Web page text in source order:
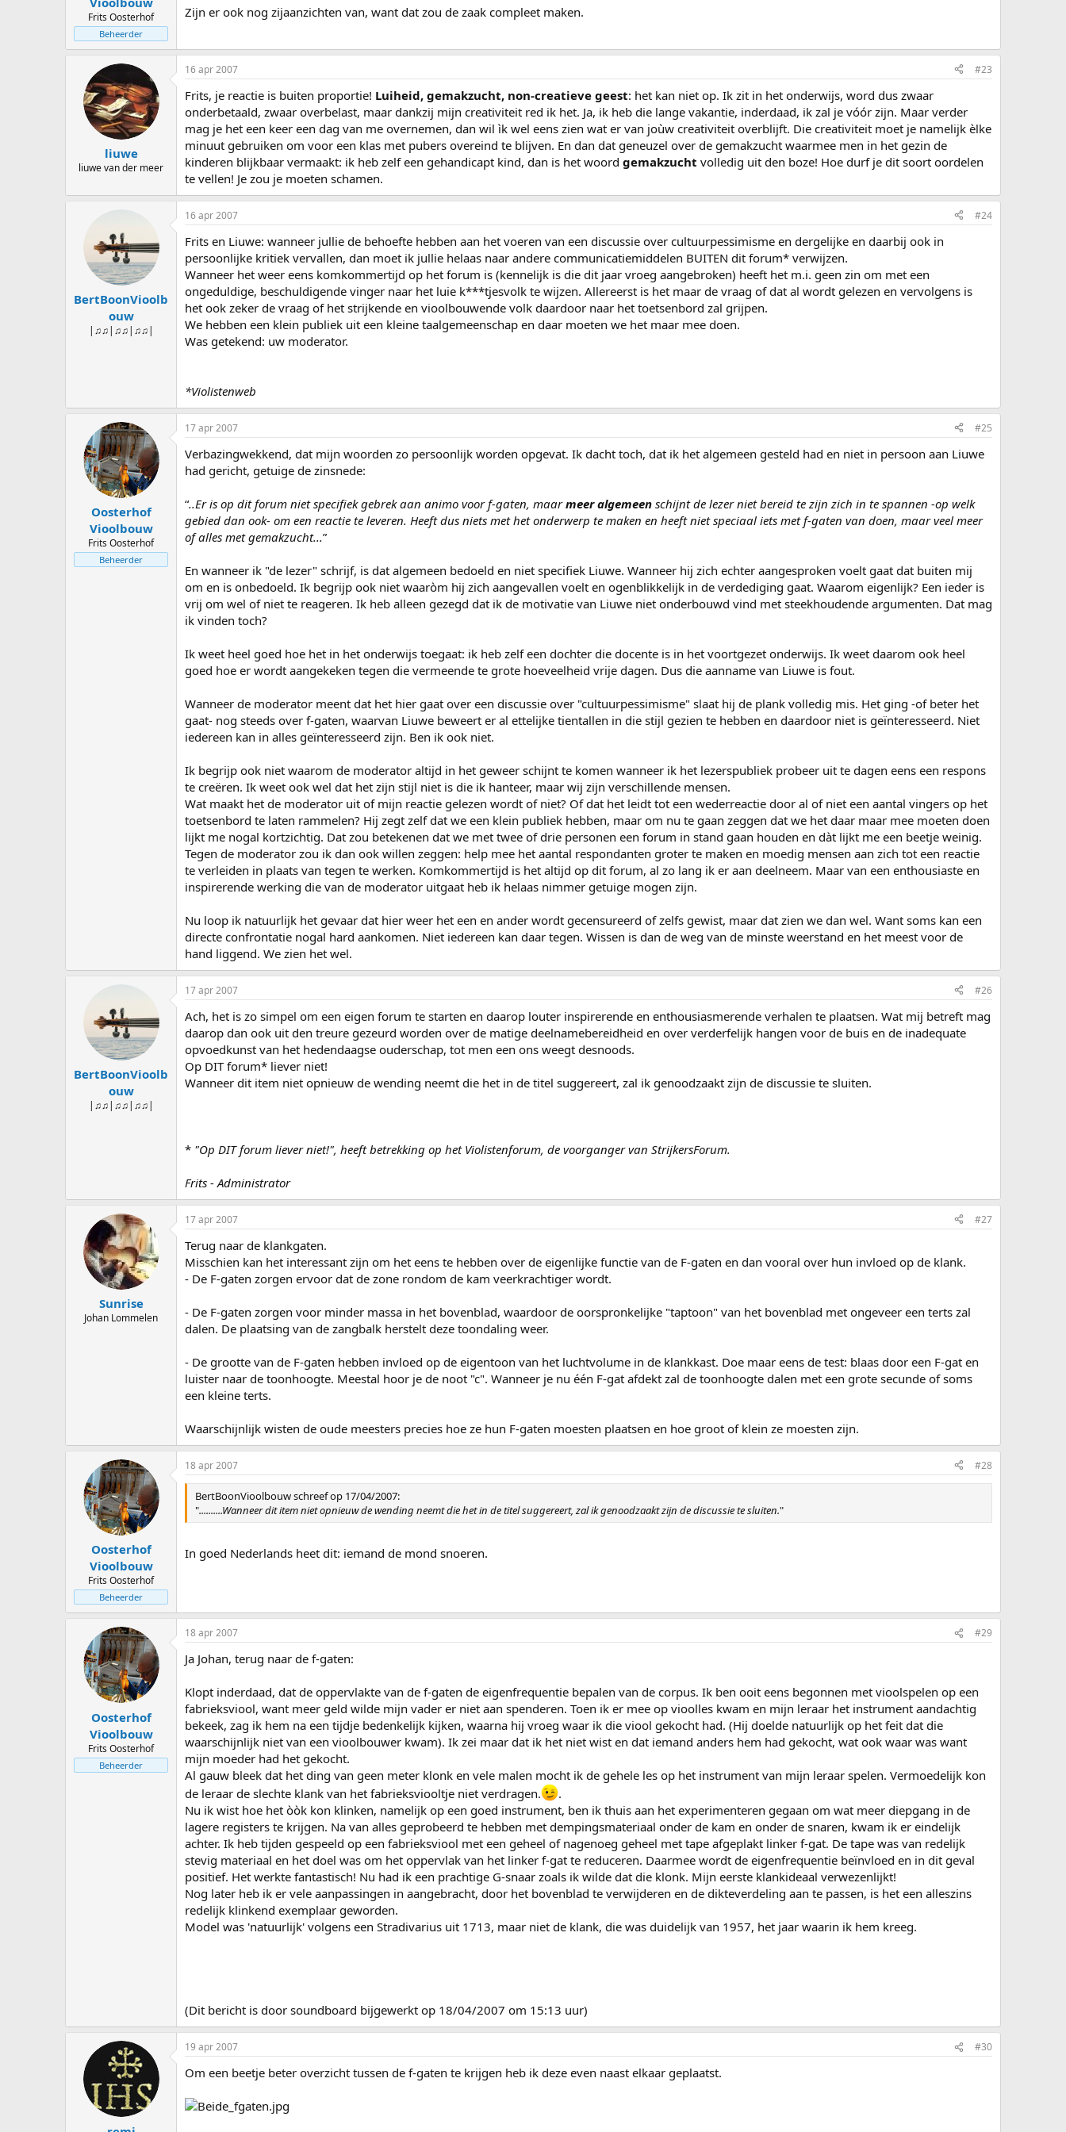
Frits Oosterhof
Beheerder
Zijn er ook nog zijaanzichten van, want dat zou de zaak compleet maken.
liuwe
liuwe van der meer
16 apr 2007 #23
Frits, je reactie is buiten proportie! Luiheid, gemakzucht, non-creatieve geest: het kan niet op. Ik zit in het onderwijs, word dus zwaar
onderbetaald, zwaar overbelast, maar dankzij mijn creativiteit red ik het. Ja, ik heb die lange vakantie, inderdaad, ik zal je vóór zijn. Maar verder
mag je het een keer een dag van me overnemen, dan wil ìk wel eens zien wat er van joùw creativiteit overblijft. Die creativiteit moet je namelijk èlke
minuut gebruiken om voor een klas met pubers overeind te blijven. En dan dat geneuzel over de gemakzucht waarmee men in het gezin de
kinderen blijkbaar vermaakt: ik heb zelf een gehandicapt kind, dan is het woord gemakzucht volledig uit den boze! Hoe durf je dit soort oordelen
te vellen! Je zou je moeten schamen.
BertBoonVioolb
ouw
|♫♫|♫♫|♫♫|
16 apr 2007 #24
Frits en Liuwe: wanneer jullie de behoefte hebben aan het voeren van een discussie over cultuurpessimisme en dergelijke en daarbij ook in
persoonlijke kritiek vervallen, dan moet ik jullie helaas naar andere communicatiemiddelen BUITEN dit forum* verwijzen.
Wanneer het weer eens komkommertijd op het forum is (kennelijk is die dit jaar vroeg aangebroken) heeft het m.i. geen zin om met een
ongeduldige, beschuldigende vinger naar het luie k***tjesvolk te wijzen. Allereerst is het maar de vraag of dat al wordt gelezen en vervolgens is
het ook zeker de vraag of het strijkende en vioolbouwende volk daardoor naar het toetsenbord zal grijpen.
We hebben een klein publiek uit een kleine taalgemeenschap en daar moeten we het maar mee doen.
Was getekend: uw moderator.
*Violistenweb
Oosterhof
Vioolbouw
Frits Oosterhof
Beheerder
17 apr 2007 #25
Verbazingwekkend, dat mijn woorden zo persoonlijk worden opgevat. Ik dacht toch, dat ik het algemeen gesteld had en niet in persoon aan Liuwe
had gericht, getuige de zinsnede:
“..Er is op dit forum niet specifiek gebrek aan animo voor f-gaten, maarmeer algemeen schijnt de lezer niet bereid te zijn zich in te spannen -op welk
gebied dan ook- om een reactie te leveren. Heeft dus niets met het onderwerp te maken en heeft niet speciaal iets met f-gaten van doen, maar veel meer
of alles met gemakzucht...”
En wanneer ik "de lezer" schrijf, is dat algemeen bedoeld en niet specifiek Liuwe. Wanneer hij zich echter aangesproken voelt gaat dat buiten mij
om en is onbedoeld. Ik begrijp ook niet waaròm hij zich aangevallen voelt en ogenblikkelijk in de verdediging gaat. Waarom eigenlijk? Een ieder is
vrij om wel of niet te reageren. Ik heb alleen gezegd dat ik de motivatie van Liuwe niet onderbouwd vind met steekhoudende argumenten. Dat mag
ik vinden toch?
Ik weet heel goed hoe het in het onderwijs toegaat: ik heb zelf een dochter die docente is in het voortgezet onderwijs. Ik weet daarom ook heel
goed hoe er wordt aangekeken tegen die vermeende te grote hoeveelheid vrije dagen. Dus die aanname van Liuwe is fout.
Wanneer de moderator meent dat het hier gaat over een discussie over "cultuurpessimisme" slaat hij de plank volledig mis. Het ging -of beter het
gaat- nog steeds over f-gaten, waarvan Liuwe beweert er al ettelijke tientallen in die stijl gezien te hebben en daardoor niet is geïnteresseerd. Niet
iedereen kan in alles geïnteresseerd zijn. Ben ik ook niet.
Ik begrijp ook niet waarom de moderator altijd in het geweer schijnt te komen wanneer ik het lezerspubliek probeer uit te dagen eens een respons
te creëren. Ik weet ook wel dat het zijn stijl niet is die ik hanteer, maar wij zijn verschillende mensen.
Wat maakt het de moderator uit of mijn reactie gelezen wordt of niet? Of dat het leidt tot een wederreactie door al of niet een aantal vingers op het
toetsenbord te laten rammelen? Hij zegt zelf dat we een klein publiek hebben, maar om nu te gaan zeggen dat we het daar maar mee moeten doen
lijkt me nogal kortzichtig. Dat zou betekenen dat we met twee of drie personen een forum in stand gaan houden en dàt lijkt me een beetje weinig.
Tegen de moderator zou ik dan ook willen zeggen: help mee het aantal respondanten groter te maken en moedig mensen aan zich tot een reactie
te verleiden in plaats van tegen te werken. Komkommertijd is het altijd op dit forum, al zo lang ik er aan deelneem. Maar van een enthousiaste en
inspirerende werking die van de moderator uitgaat heb ik helaas nimmer getuige mogen zijn.
Nu loop ik natuurlijk het gevaar dat hier weer het een en ander wordt gecensureerd of zelfs gewist, maar dat zien we dan wel. Want soms kan een
directe confrontatie nogal hard aankomen. Niet iedereen kan daar tegen. Wissen is dan de weg van de minste weerstand en het meest voor de
hand liggend. We zien het wel.
BertBoonVioolb
ouw
|♫♫|♫♫|♫♫|
17 apr 2007 #26
Ach, het is zo simpel om een eigen forum te starten en daarop louter inspirerende en enthousiasmerende verhalen te plaatsen. Wat mij betreft mag
daarop dan ook uit den treure gezeurd worden over de matige deelnamebereidheid en over verderfelijk hangen voor de buis en de inadequate
opvoedkunst van het hedendaagse ouderschap, tot men een ons weegt desnoods.
Op DIT forum* liever niet!
Wanneer dit item niet opnieuw de wending neemt die het in de titel suggereert, zal ik genoodzaakt zijn de discussie te sluiten.
* "Op DIT forum liever niet!", heeft betrekking op het Violistenforum, de voorganger van StrijkersForum.
Frits - Administrator
Sunrise
Johan Lommelen
17 apr 2007 #27
Terug naar de klankgaten.
Misschien kan het interessant zijn om het eens te hebben over de eigenlijke functie van de F-gaten en dan vooral over hun invloed op de klank.
- De F-gaten zorgen ervoor dat de zone rondom de kam veerkrachtiger wordt.
- De F-gaten zorgen voor minder massa in het bovenblad, waardoor de oorspronkelijke "taptoon" van het bovenblad met ongeveer een terts zal
dalen. De plaatsing van de zangbalk herstelt deze toondaling weer.
- De grootte van de F-gaten hebben invloed op de eigentoon van het luchtvolume in de klankkast. Doe maar eens de test: blaas door een F-gat en
luister naar de toonhoogte. Meestal hoor je de noot "c". Wanneer je nu één F-gat afdekt zal de toonhoogte dalen met een grote secunde of soms
een kleine terts.
Waarschijnlijk wisten de oude meesters precies hoe ze hun F-gaten moesten plaatsen en hoe groot of klein ze moesten zijn.
Oosterhof
Vioolbouw
Frits Oosterhof
Beheerder
18 apr 2007 #28
BertBoonVioolbouw schreef op 17/04/2007:
"..........Wanneer dit item niet opnieuw de wending neemt die het in de titel suggereert, zal ik genoodzaakt zijn de discussie te sluiten."
In goed Nederlands heet dit: iemand de mond snoeren.
Oosterhof
Vioolbouw
Frits Oosterhof
Beheerder
18 apr 2007 #29
Ja Johan, terug naar de f-gaten:
Klopt inderdaad, dat de oppervlakte van de f-gaten de eigenfrequentie bepalen van de corpus. Ik ben ooit eens begonnen met vioolspelen op een
fabrieksviool, want meer geld wilde mijn vader er niet aan spenderen. Toen ik er mee op vioolles kwam en mijn leraar het instrument aandachtig
bekeek, zag ik hem na een tijdje bedenkelijk kijken, waarna hij vroeg waar ik die viool gekocht had. (Hij doelde natuurlijk op het feit dat die
waarschijnlijk niet van een vioolbouwer kwam). Ik zei maar dat ik het niet wist en dat iemand anders hem had gekocht, wat ook waar was want
mijn moeder had het gekocht.
Al gauw bleek dat het ding van geen meter klonk en vele malen mocht ik de gehele les op het instrument van mijn leraar spelen. Vermoedelijk kon
de leraar de slechte klank van het fabrieksviooltje niet verdragen.
.
Nu ik wist hoe het òòk kon klinken, namelijk op een goed instrument, ben ik thuis aan het experimenteren gegaan om wat meer diepgang in de
lagere registers te krijgen. Na van alles geprobeerd te hebben met dempingsmateriaal onder de kam en onder de snaren, kwam ik er eindelijk
achter. Ik heb tijden gespeeld op een fabrieksviool met een geheel of nagenoeg geheel met tape afgeplakt linker f-gat. De tape was van redelijk
stevig materiaal en het doel was om het oppervlak van het linker f-gat te reduceren. Daarmee wordt de eigenfrequentie beïnvloed en in dit geval
positief. Het werkte fantastisch! Nu had ik een prachtige G-snaar zoals ik wilde dat die klonk. Mijn eerste klankideaal verwezenlijkt!
Nog later heb ik er vele aanpassingen in aangebracht, door het bovenblad te verwijderen en de dikteverdeling aan te passen, is het een alleszins
redelijk klinkend exemplaar geworden.
Model was 'natuurlijk' volgens een Stradivarius uit 1713, maar niet de klank, die was duidelijk van 1957, het jaar waarin ik hem kreeg.
(Dit bericht is door soundboard bijgewerkt op 18/04/2007 om 15:13 uur)
19 apr 2007 #30
Om een beetje beter overzicht tussen de f-gaten te krijgen heb ik deze even naast elkaar geplaatst.